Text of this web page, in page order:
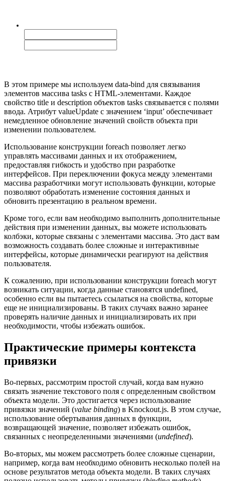
В этом примере мы используем data-bind для связывания
элементов массива tasks с HTML-элементами. Каждое
свойство title и description объектов tasks связывается с полями
ввода. Атрибут valueUpdate с значением ‘input’ обеспечивает
немедленное обновление значений свойств объекта при
изменении пользователем.
Использование конструкции foreach позволяет легко
управлять массивами данных и их отображением,
предоставляя гибкость и удобство при разработке
интерфейсов. При переключении фокуса между элементами
массива разработчики могут использовать функции, которые
позволяют обработать изменение состояния данных и
обновить презентацию в реальном времени.
Кроме того, если вам необходимо выполнить дополнительные
действия при изменении данных, вы можете использовать
колбэки, которые связаны с элементами массива. Это даст вам
возможность создавать более сложные и интерактивные
интерфейсы, которые динамически реагируют на действия
пользователя.
К сожалению, при использовании конструкции foreach могут
возникать ситуации, когда данные становятся undefined,
особенно если вы пытаетесь ссылаться на свойства, которые
еще не инициализированы. В таких случаях важно заранее
проверять наличие данных и инициализировать их при
необходимости, чтобы избежать ошибок.
Практические примеры контекста
привязки
Во-первых, рассмотрим простой случай, когда вам нужно
связать значение текстового поля с определенным свойством
объекта модели. Это достигается через использование
привязки значений (value binding) в Knockout.js. В этом случае,
использование обертывания данных в функции,
возвращающей значение, позволяет избежать ошибок,
связанных с неопределенными значениями (undefined).
Во-вторых, мы можем рассмотреть более сложные сценарии,
например, когда вам необходимо обновить несколько полей на
основе результатов метода объекта модели. В таких случаях